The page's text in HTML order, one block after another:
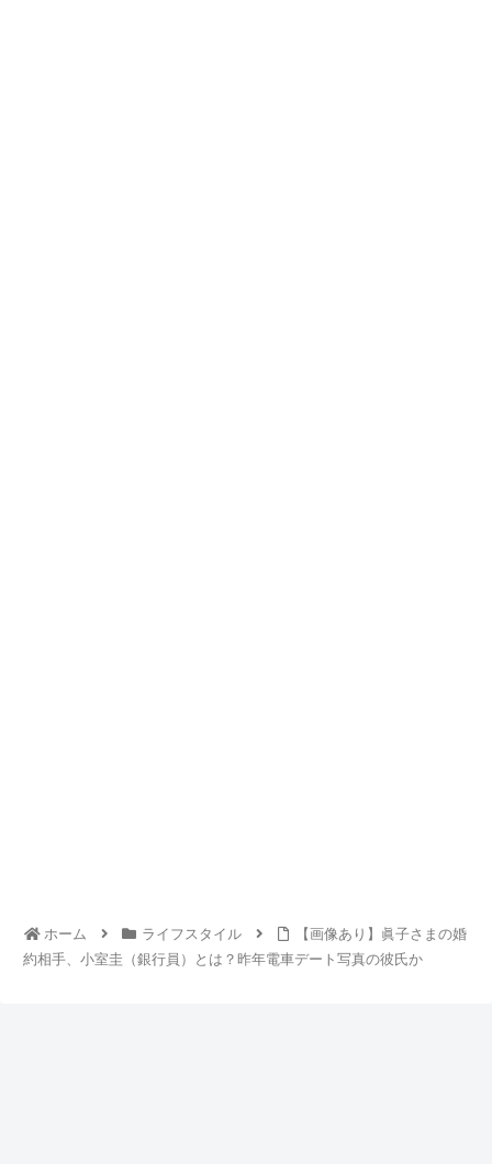
ホーム ライフスタイル
【画像あり】眞子さまの婚
約相手、小室圭（銀行員）とは？昨年電車デート写真の彼氏か